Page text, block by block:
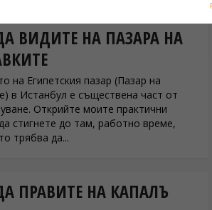
ВИДИТЕ НА ПАЗАРА НА
на Египетския пазар (Пазар на
в Истанбул е съществена част от
Открийте моите практични
стигнете до там, работно време,
трябва да...
ПРАВИТЕ НА КАПАЛЪ